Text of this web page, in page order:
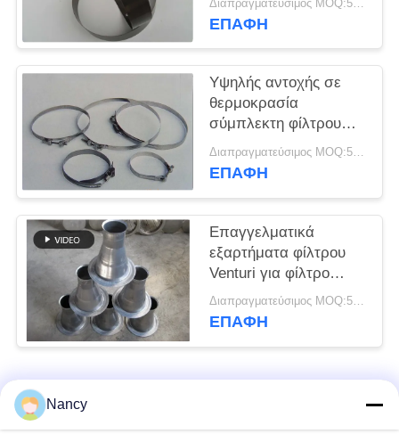
ΑΠΌΣΠΑΣΜΑ
SITEMAP
ΠΟΛΙΤΙΚΉ
ΑΠΟΡΡΉΤΟΥ
Διαφορετικό υλικό και
Διαπραγματεύσιμος MOQ:50 τεμ
ΕΠΑΦΉ
Υψηλής αντοχής σε
θερμοκρασία
σύμπλεκτη φίλτρου
χαμηλής ευκαμψίας
Διαπραγματεύσιμος MOQ:50 τεμ
ΕΠΑΦΉ
Επαγγελματικά
εξαρτήματα φίλτρου
Venturi για φίλτρο
κλουβί
προσαρμοσμένο
Διαπραγματεύσιμος MOQ:50 τεμ
ΕΠΑΦΉ
Λαϊκή κατηγορία
Nancy